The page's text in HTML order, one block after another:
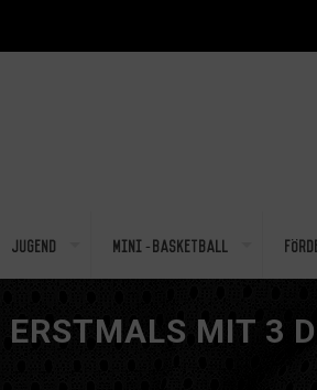
Jugend Mini-Basketball
MIT 3